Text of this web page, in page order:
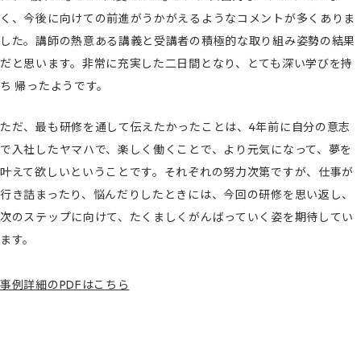
く、今後に向けての前進がうかがえるようなコメントが多くありま
した。講師の熱意ある講義と受講者の積極的な取り組み姿勢の結果
だと思います。非常に充実した二日間となり、とても深い学びを持
ち 帰ったようです。
ただ、最も研修を通して伝えたかったことは、4年前に自分の意志
で入社したヤマハで、楽しく働くことで、より元気になって、夢を
叶えて欲しいということです。それぞれの努力次第ですが、仕事が
行き詰まったり、悩んだりしたときには、今回の研修を思い返し、
次のステップに向けて、たくましくがんばっていく姿を期待してい
ます。
事例詳細のPDFはこちら